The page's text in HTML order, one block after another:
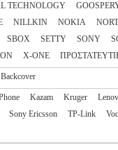
TECHNOLOGY
NILLKIN NOKIA
SBOX SETTY SONY
X-ONE
Backcover
Kazam Kruger
Sony Ericsson TP-Link